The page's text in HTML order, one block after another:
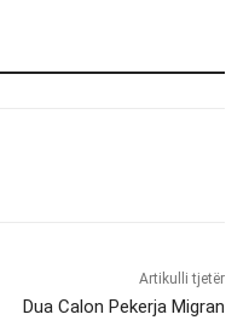
Artikulli tjetër
Dua Calon Pekerja Migran